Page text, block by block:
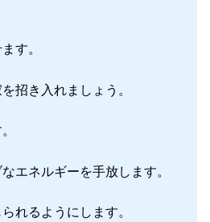
す。
招き入れましょう。
エネルギーを手放します。
れるようにします。